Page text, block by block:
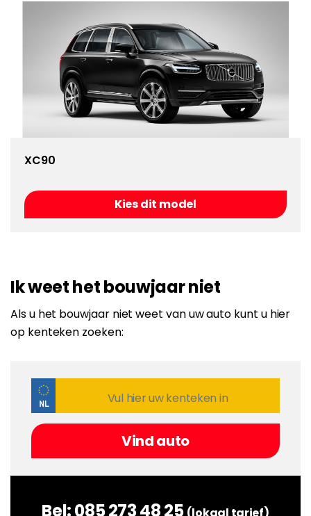
XC90
Kies dit model
Ik weet het bouwjaar niet
Als u het bouwjaar niet weet van uw auto kunt u hier
op kenteken zoeken:
Bel:085 273 48 25